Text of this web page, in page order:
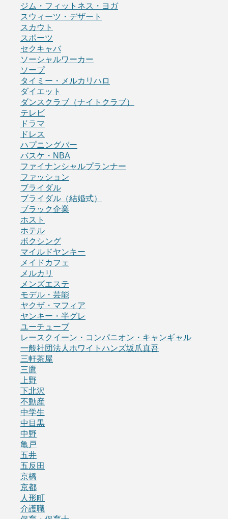
ジム・フィットネス・ヨガ
スウィーツ・デザート
スカウト
スポーツ
セクキャバ
ソーシャルワーカー
ソープ
タイミー・メルカリハロ
ダイエット
ダンスクラブ（ナイトクラブ）
テレビ
ドラマ
ドレス
ハプニングバー
バスケ・NBA
ファイナンシャルプランナー
ファッション
ブライダル
ブライダル（結婚式）
ブラック企業
ホスト
ホテル
ボクシング
マイルドヤンキー
メイドカフェ
メルカリ
メンズエステ
モデル・芸能
ヤクザ・マフィア
ヤンキー・半グレ
ユーチューブ
レースクイーン・コンパニオン・キャンギャル
一般社団法人ホワイトハンズ坂爪真吾
三軒茶屋
三鷹
上野
下北沢
不動産
中学生
中目黒
中野
亀戸
五井
五反田
京橋
京都
人形町
介護職